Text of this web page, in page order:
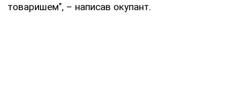
товаришем", – написав окупант.